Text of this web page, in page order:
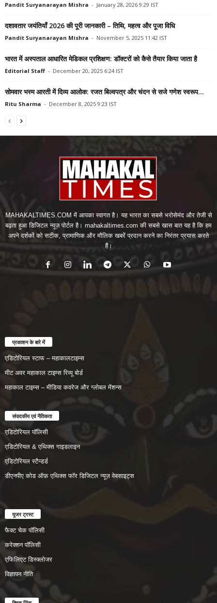
Pandit Suryanarayan Mishra - January 28, 2026 9:29 IST
दशावतार जयंतियाँ 2026 की पूरी जानकारी – तिथि, महत्व और पूजा विधि
Pandit Suryanarayan Mishra - November 5, 2025 11:42 IST
भारत में अस्पताल आधारित मेडिकल प्रशिक्षण: डॉक्टरों को कैसे तैयार किया जाता है
Editorial Staff - December 20, 2025 6:24 IST
सोमवार भस्म आरती में दिव्य आलोक: रजत बिल्वपत्र और चंदन से सजे गणेश स्वरूप...
Ritu Sharma - December 8, 2025 9:23 IST
MAHAKALTIMES.COM में आपका स्वागत है। यह भारत का सबसे भरोसेमंद और तेजी से
बढ़ता हुआ डिजिटल न्यूज़ पोर्टल है। mahakaltimes.com की सबसे खास बात यह है कि हम
अपने दर्शकों को सटीक, प्रामाणिक और मौलिक खबरें प्रदान करने का निरंतर प्रयास करते
हैं।
प्रकाशन के बारे में
एडिटोरियल स्टाफ – महाकालटाइम्स
मीट अवर महाकाल टाइम्स रिव्यू बोर्ड
महाकाल टाइम्स – मीडिया कवरेज और ग्लोबल मेंशन्स
संपादकीय एवं नैतिकता
एडिटोरियल पॉलिसी
एडिटोरियल & एथिक्स गाइडलाइन
एडिटोरियल स्टैन्डर्ड
डीएनपीए कोड ऑफ़ एथिक्स फॉर डिजिटल न्यूज़ वेबसाइट्स
यूजर ट्रस्ट
फैक्ट चेक पॉलिसी
करेक्शन पॉलिसी
एफिलिएट डिस्क्लोजर
विज्ञापन नीति